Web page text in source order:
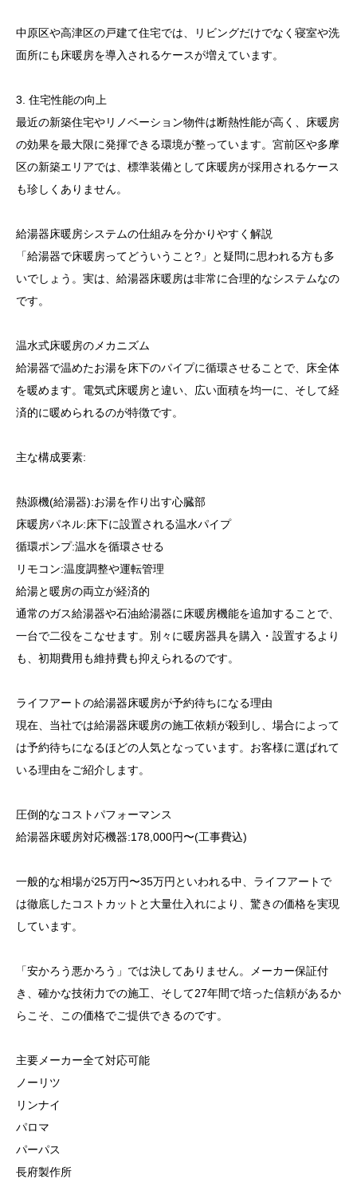
中原区や高津区の戸建て住宅では、リビングだけでなく寝室や洗
面所にも床暖房を導入されるケースが増えています。
3. 住宅性能の向上
最近の新築住宅やリノベーション物件は断熱性能が高く、床暖房
の効果を最大限に発揮できる環境が整っています。宮前区や多摩
区の新築エリアでは、標準装備として床暖房が採用されるケース
も珍しくありません。
給湯器床暖房システムの仕組みを分かりやすく解説
「給湯器で床暖房ってどういうこと?」と疑問に思われる方も多
いでしょう。実は、給湯器床暖房は非常に合理的なシステムなの
です。
温水式床暖房のメカニズム
給湯器で温めたお湯を床下のパイプに循環させることで、床全体
を暖めます。電気式床暖房と違い、広い面積を均一に、そして経
済的に暖められるのが特徴です。
主な構成要素:
熱源機(給湯器):お湯を作り出す心臓部
床暖房パネル:床下に設置される温水パイプ
循環ポンプ:温水を循環させる
リモコン:温度調整や運転管理
給湯と暖房の両立が経済的
通常のガス給湯器や石油給湯器に床暖房機能を追加することで、
一台で二役をこなせます。別々に暖房器具を購入・設置するより
も、初期費用も維持費も抑えられるのです。
ライフアートの給湯器床暖房が予約待ちになる理由
現在、当社では給湯器床暖房の施工依頼が殺到し、場合によって
は予約待ちになるほどの人気となっています。お客様に選ばれて
いる理由をご紹介します。
圧倒的なコストパフォーマンス
給湯器床暖房対応機器:178,000円〜(工事費込)
一般的な相場が25万円〜35万円といわれる中、ライフアートで
は徹底したコストカットと大量仕入れにより、驚きの価格を実現
しています。
「安かろう悪かろう」では決してありません。メーカー保証付
き、確かな技術力での施工、そして27年間で培った信頼があるか
らこそ、この価格でご提供できるのです。
主要メーカー全て対応可能
ノーリツ
リンナイ
パロマ
パーパス
長府製作所